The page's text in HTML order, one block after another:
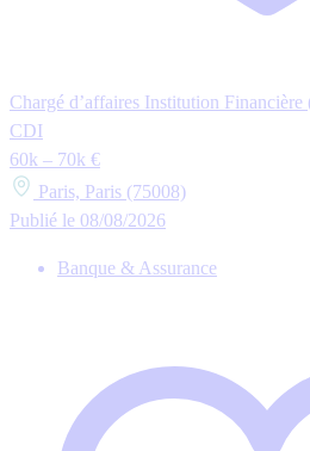
Chargé d’affaires Institution
CDI
60k – 70k €
Paris, Paris (75008)
Publié le 08/08/2026
Banque & Assurance